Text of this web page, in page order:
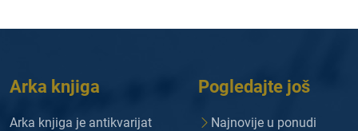
Arka knjiga
Arka knjiga je antikvarijat
Pogledajte još
Najnovije u ponudi